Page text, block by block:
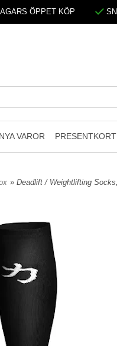
ÖPPET KÖP
NYA VAROR PRESENTKORT
» Deadlift / Weightlifting